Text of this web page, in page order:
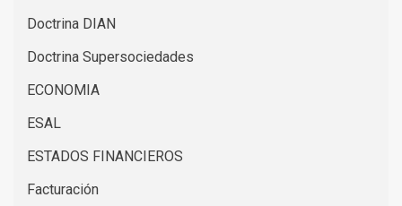
Doctrina DIAN
Doctrina Supersociedades
ECONOMIA
ESAL
ESTADOS FINANCIEROS
Facturación